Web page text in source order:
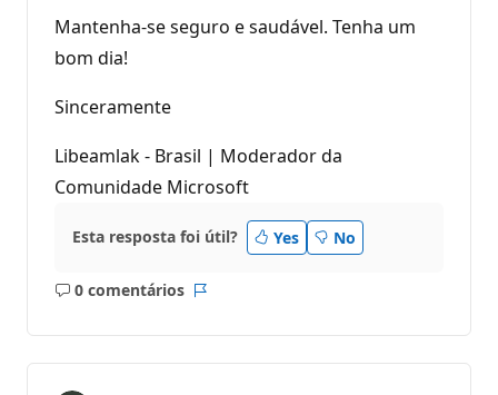
Mantenha-se seguro e saudável. Tenha um
bom dia!
Sinceramente
Libeamlak - Brasil | Moderador da
Comunidade Microsoft
Esta resposta foi útil? Yes No
0 comentários
Sem